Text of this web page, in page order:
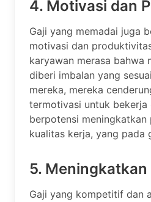
4. Motivasi dan
Gaji yang memadai juga
motivasi dan
karyawan merasa bahwa
diberi imbalan yang
mereka, mereka
termotivasi untuk bekerja
berpotensi
kualitas kerja, yang pada
5.
Gaji yang kompetitif dan